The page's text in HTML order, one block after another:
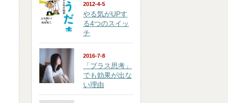
2012-4-5
やる気がUPす
る4つのスイッ
チ
2016-7-8
「プラス思考」
でも効果が出な
い理由